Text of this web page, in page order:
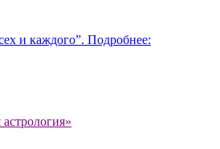
и каждого”. Подробнее: